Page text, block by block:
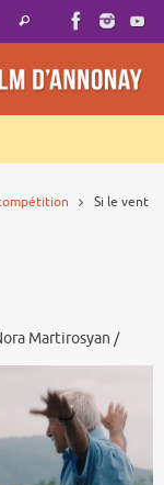
Recherche
Rechercher
Si le vent
Martirosyan /